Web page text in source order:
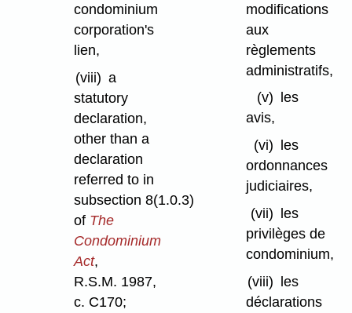
condominium
corporation's
lien,
(viii) a
statutory
declaration,
other than a
declaration
referred to in
subsection 8(1.0.3)
of The
Condominium
Act,
R.S.M. 1987,
c. C170;
modifications
aux
règlements
administratifs,
(v)
les
avis,
(vi)
les
ordonnances
judiciaires,
(vii)
les
privilèges de
condominium,
(viii) les
déclarations